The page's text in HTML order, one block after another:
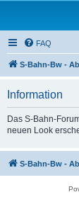
FAQ
S-Bahn-Bw -
Information
Das S-Bahn-
neuen Look
S-Bahn-Bw -